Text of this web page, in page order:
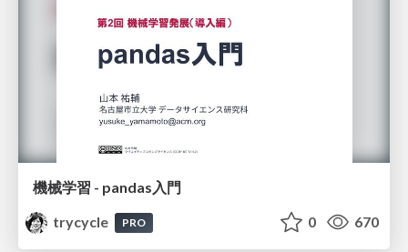
機械学習 - pandas入門
trycycle
PRO 0 670